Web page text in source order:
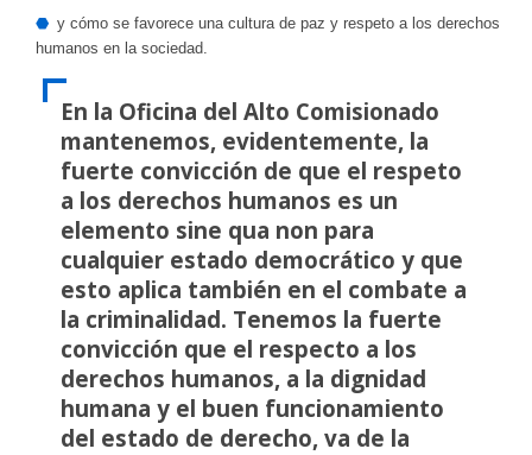
y cómo se favorece una cultura de paz y respeto a los derechos
humanos en la sociedad.
En la Oficina del Alto Comisionado
mantenemos, evidentemente, la
fuerte convicción de que el respeto
a los derechos humanos es un
elemento sine qua non para
cualquier estado democrático y que
esto aplica también en el combate a
la criminalidad. Tenemos la fuerte
convicción que el respecto a los
derechos humanos, a la dignidad
humana y el buen funcionamiento
del estado de derecho, va de la